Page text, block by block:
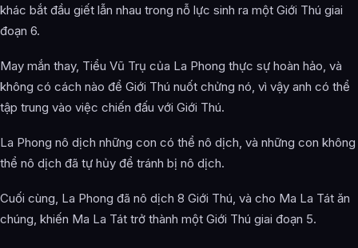
khác bắt đầu giết lẫn nhau trong nỗ lực sinh ra một Giới Thú giai
đoạn 6.
May mắn thay, Tiểu Vũ Trụ của La Phong thực sự hoàn hảo, và
không có cách nào để Giới Thú nuốt chửng nó, vì vậy anh có thể
tập trung vào việc chiến đấu với Giới Thú.
La Phong nô dịch những con có thể nô dịch, và những con không
thể nô dịch đã tự hủy để tránh bị nô dịch.
Cuối cùng, La Phong đã nô dịch 8 Giới Thú, và cho Ma La Tát ăn
chúng, khiến Ma La Tát trở thành một Giới Thú giai đoạn 5.